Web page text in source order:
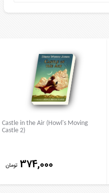
Castle in the Air (Howl's Moving
Castle 2)
374,000 تومان